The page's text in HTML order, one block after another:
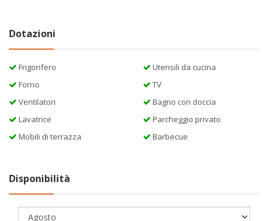
Dotazioni
Frigorifero
Utensili da cucina
Forno
TV
Ventilatori
Bagno con doccia
Lavatrice
Parcheggio privato
Mobili di terrazza
Barbecue
Disponibilità